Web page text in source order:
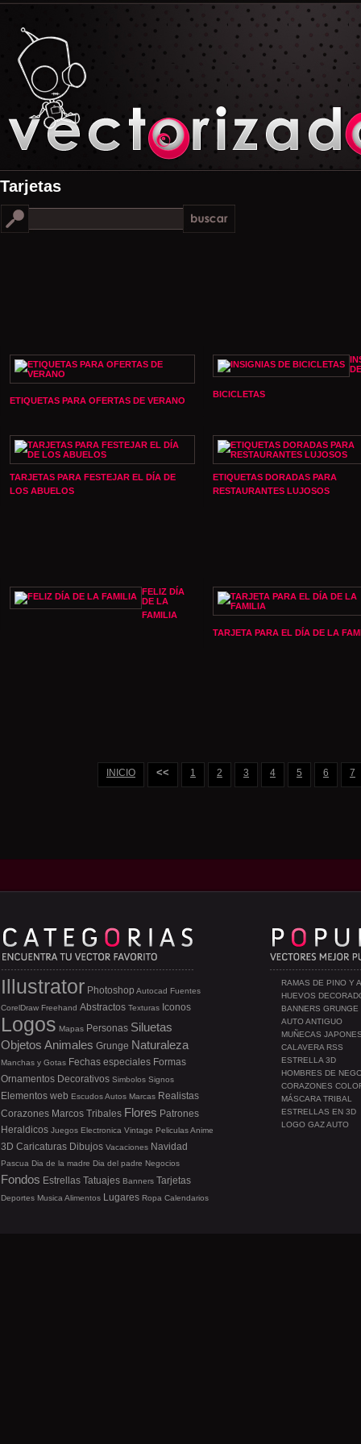
Tarjetas
ETIQUETAS PARA OFERTAS DE VERANO
DE
BICICLETAS
TARJETAS PARA FESTEJAR EL DÍA DE
LOS ABUELOS
ETIQUETAS DORADAS PARA
RESTAURANTES LUJOSOS
FELIZ DÍA
DE LA
FAMILIA
TARJETA PARA EL DÍA DE LA
INICIO << 1 2 3 4 5 6 7
RAMAS DE PINO Y
HUEVOS
BANNERS GRUNGE
AUTO ANTIGUO
MUÑECAS
CALAVERA RSS
ESTRELLA 3D
HOMBRES DE
CORAZONES
MÁSCARA TRIBAL
ESTRELLAS EN 3D
LOGO GAZ AUTO
Illustrator Photoshop Autocad Fuentes
CorelDraw Freehand Abstractos Texturas Iconos
Logos Mapas Personas Siluetas
Objetos Animales Grunge Naturaleza
Manchas y Gotas Fechas especiales Formas
Ornamentos Decorativos Simbolos Signos
Elementos web EscudosAutos Marcas Realistas
Corazones Marcos Tribales Flores Patrones
Heraldicos Juegos Electronica Vintage PeliculasAnime
3D Caricaturas Dibujos Vacaciones Navidad
Pascua Dia de la madre Dia del padre Negocios
Fondos Estrellas Tatuajes Banners Tarjetas
Deportes Musica Alimentos Lugares Ropa Calendarios